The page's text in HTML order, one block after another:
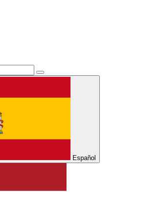
Español